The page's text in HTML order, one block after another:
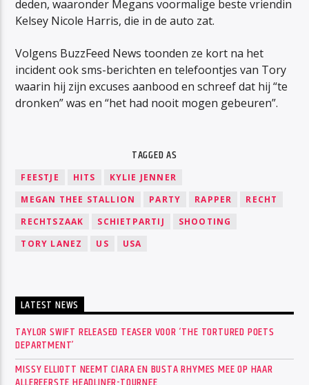
deden, waaronder Megans voormalige beste vriendin
Kelsey Nicole Harris, die in de auto zat.
Volgens BuzzFeed News toonden ze kort na het
incident ook sms-berichten en telefoontjes van Tory
waarin hij zijn excuses aanbood en schreef dat hij “te
dronken” was en “het had nooit mogen gebeuren”.
TAGGED AS
FEESTJE HITS
KYLIE JENNER
MEGAN THEE STALLION
PARTY RAPPER
RECHT
RECHTSZAAK
SCHIETPARTIJ
SHOOTING
TORY LANEZ
US USA
LATEST NEWS
TAYLOR SWIFT RELEASED TEASER VOOR ‘THE TORTURED POETS
DEPARTMENT’
MISSY ELLIOTT NEEMT CIARA EN BUSTA RHYMES MEE OP HAAR